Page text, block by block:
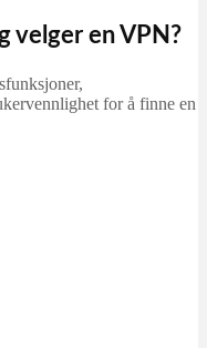
velger en VPN?
for å finne en